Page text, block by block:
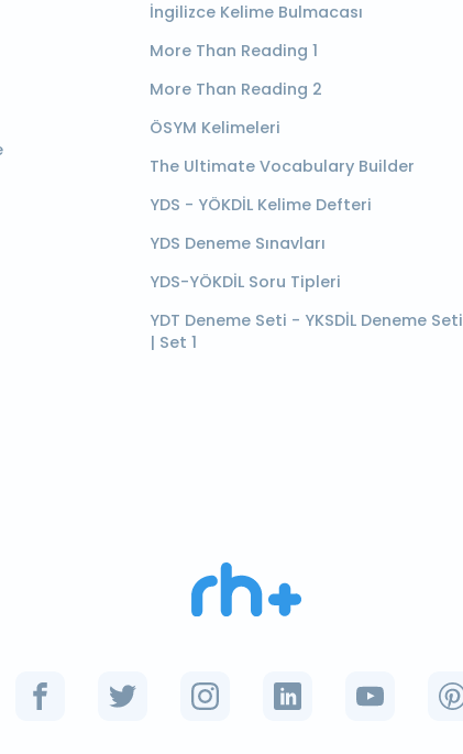
İngilizce Kelime Bulmacası
More Than Reading 1
More Than Reading 2
ÖSYM Kelimeleri
The Ultimate Vocabulary Builder
YDS - YÖKDİL Kelime Defteri
YDS Deneme Sınavları
YDS-YÖKDİL Soru Tipleri
YDT Deneme Seti - YKSDİL Deneme Seti
| Set 1